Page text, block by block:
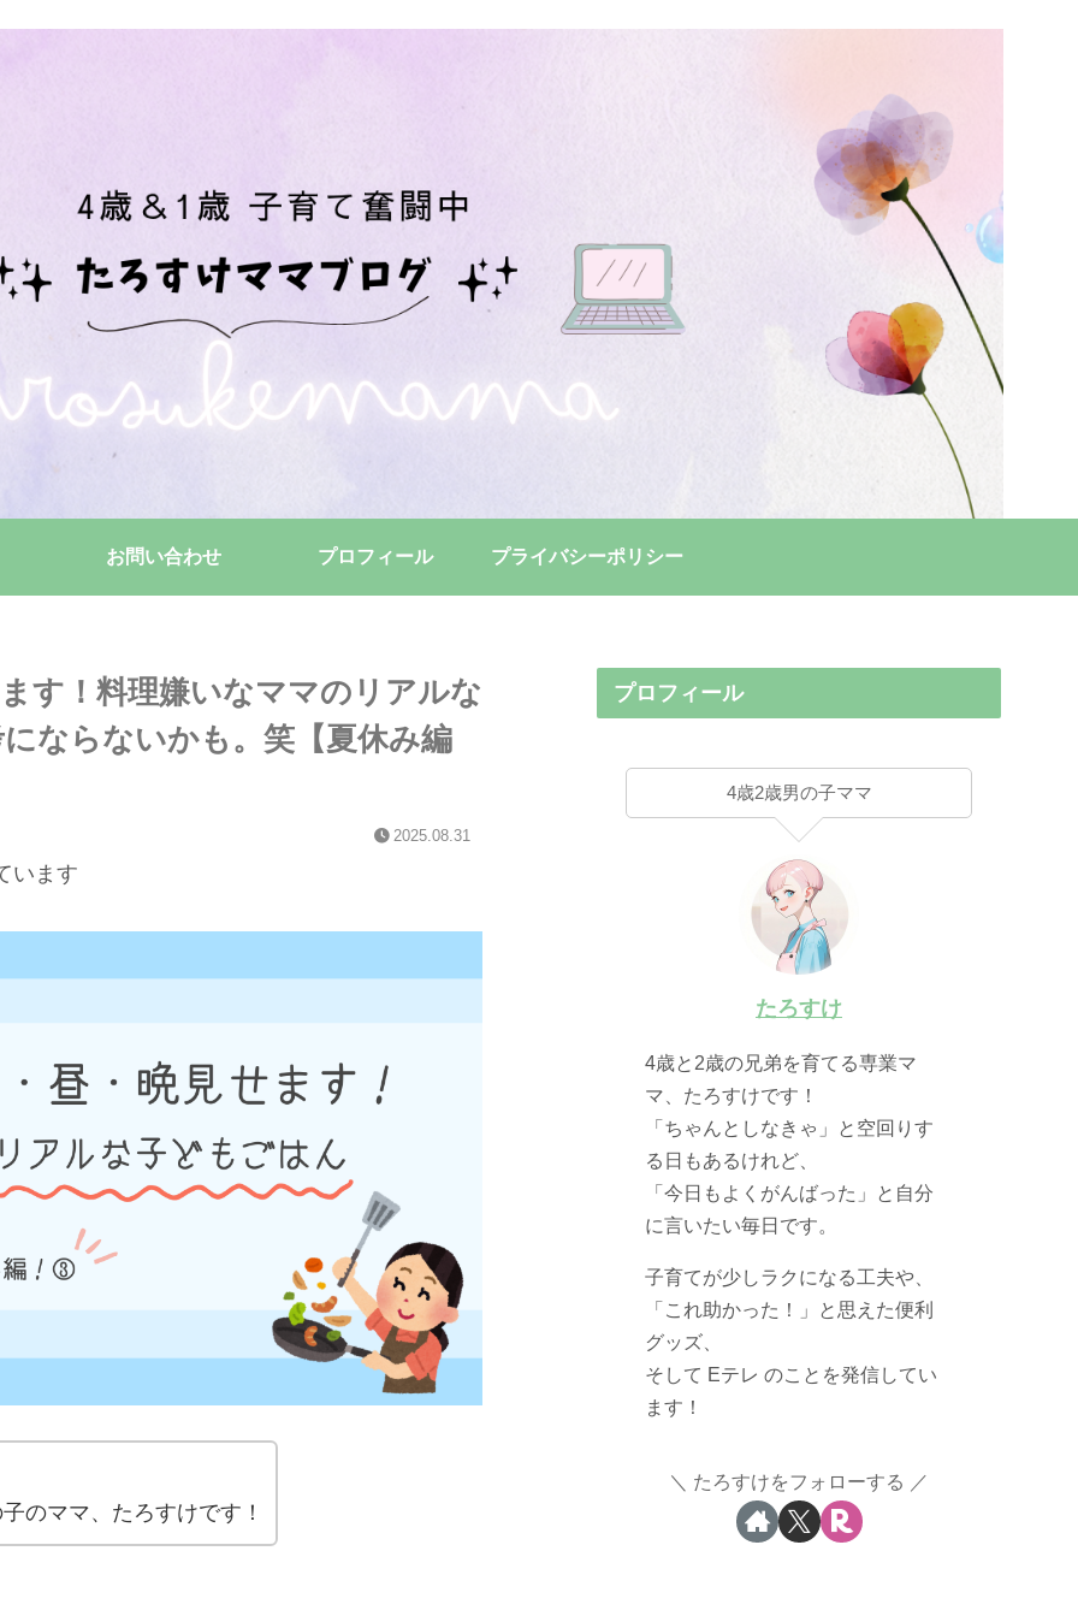
お問い合わせ プロフィール プライバシーポリシー
す！料理嫌いなママのリアルな
ならないかも。笑【夏休み編
2025.08.31
います
のママ、たろすけです！
プロフィール
4歳2歳男の子ママ
たろすけ
4歳と2歳の兄弟を育てる専業マ
マ、たろすけです！
「ちゃんとしなきゃ」と空回りす
る日もあるけれど、
「今日もよくがんばった」と自分
に言いたい毎日です。
子育てが少しラクになる工夫や、
「これ助かった！」と思えた便利
グッズ、
そして Eテレ のことを発信してい
ます！
たろすけをフォローする